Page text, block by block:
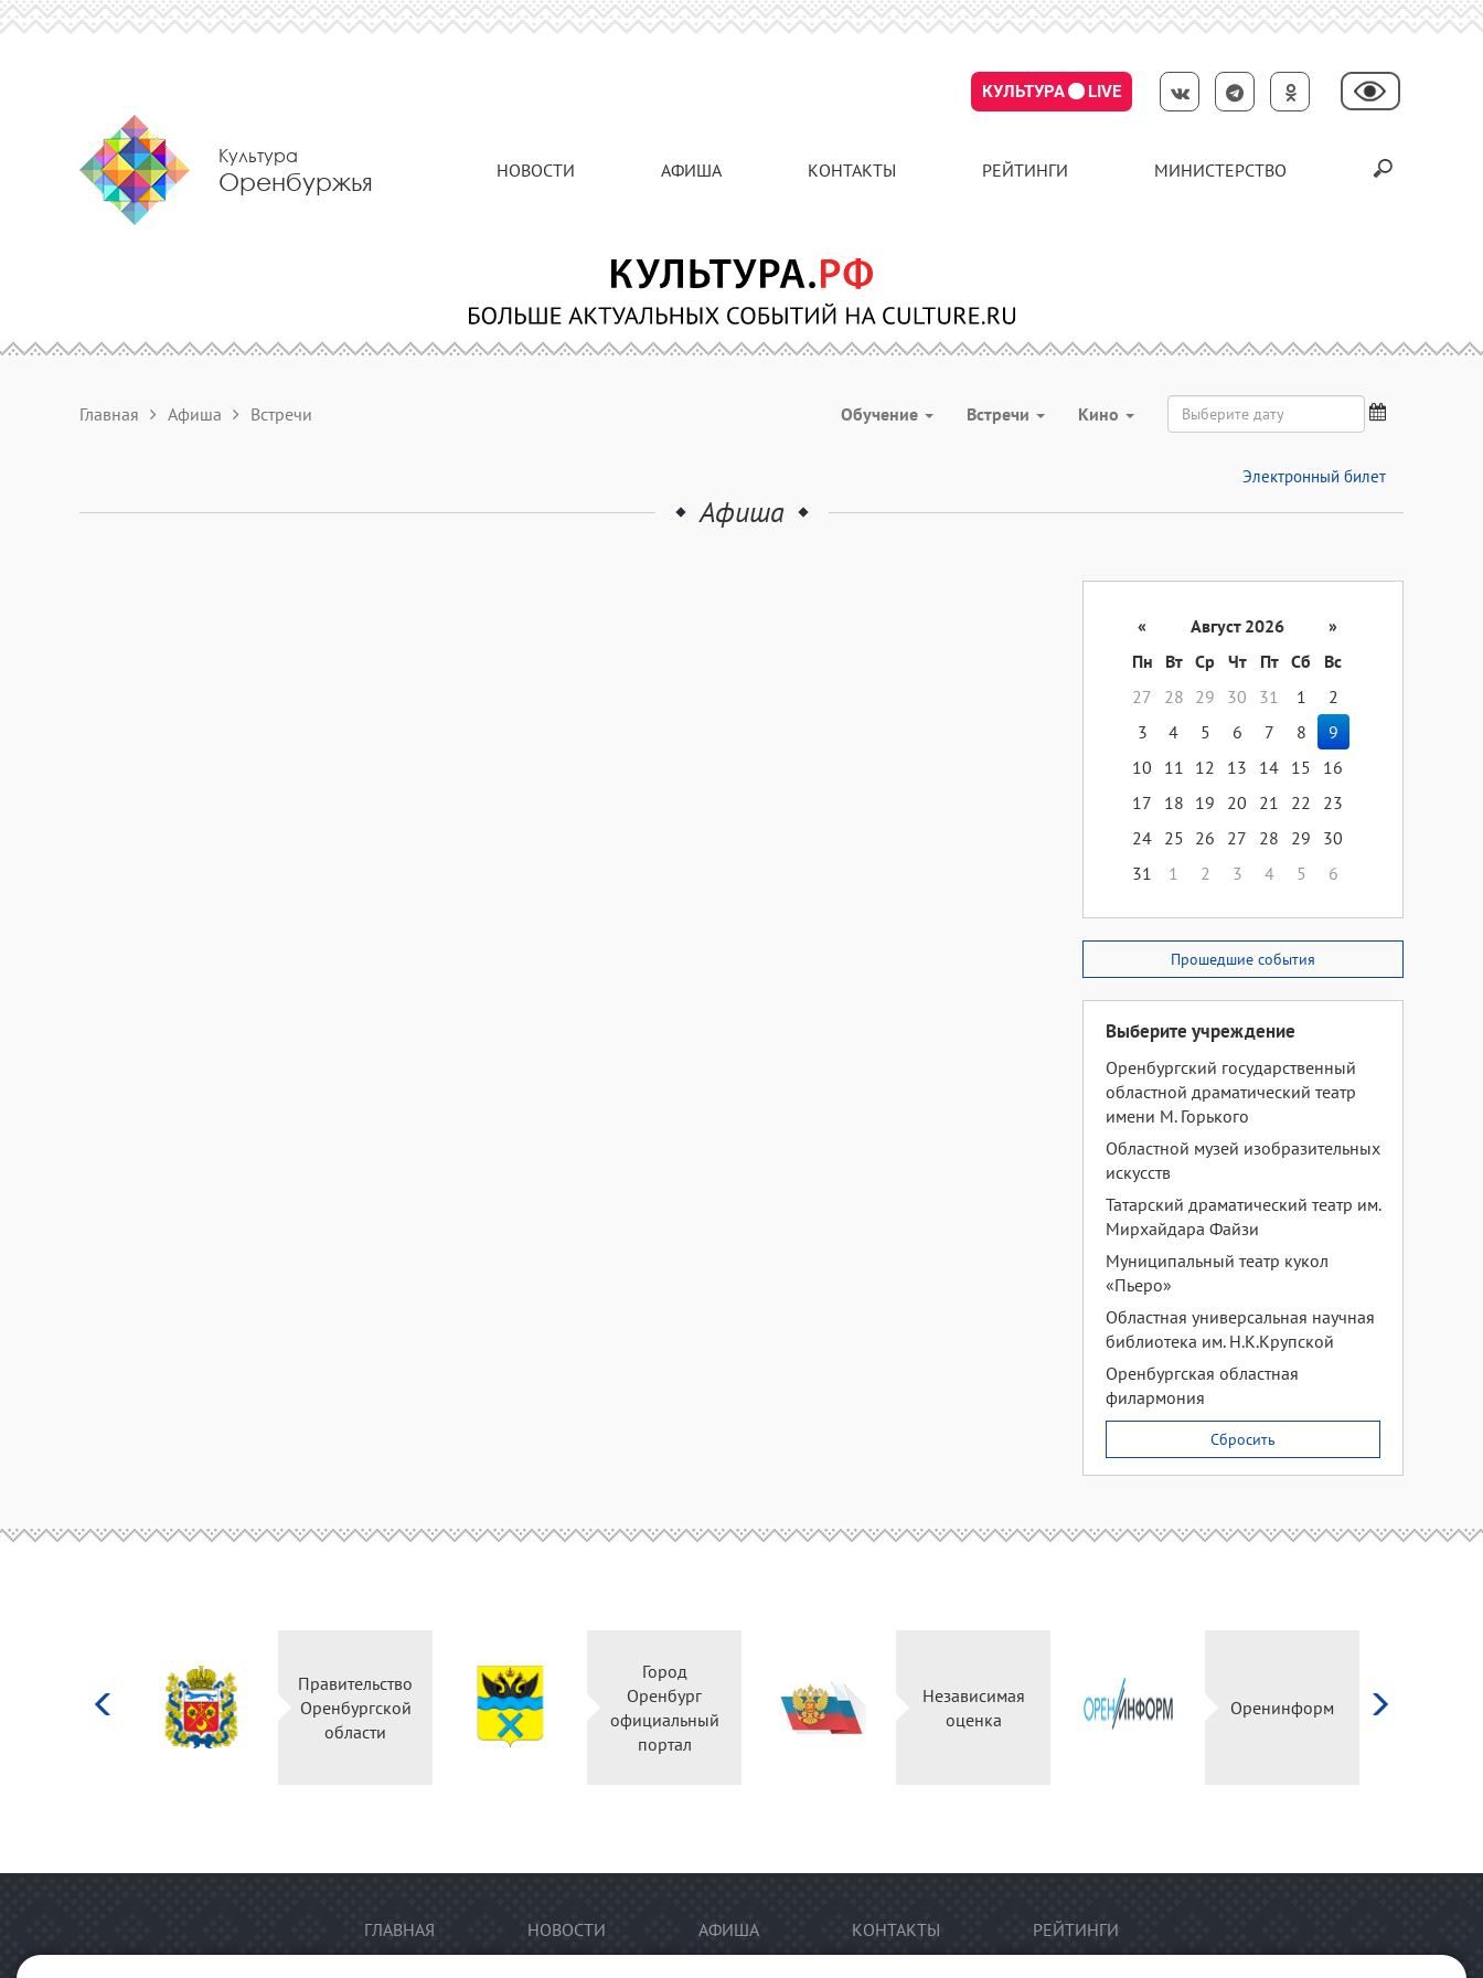
КУЛЬТУРА LIVE
Культура
Оренбуржья НОВОСТИ АФИША КОНТАКТЫ РЕЙТИНГИ МИНИСТЕРСТВО
Главная Афиша Встречи Обучение Встречи Кино
Электронный билет
Афиша
« Август 2026
»
Пн
Вт Ср Чт Пт Сб
Вс
27
28 29 30 31 1
2
3
4 5 6 7 8
9
10
11 12 13 14 15
16
17
18 19 20 21 22
23
24 25 26 27 28 29
30
31
1 2 3 4 5 6
Прошедшие события
Выберите учреждение
Оренбургский государственный
областной драматический театр
имени М. Горького
Областной музей изобразительных
искусств
Татарский драматический театр им.
Мирхайдара Файзи
Муниципальный театр кукол
«Пьеро»
Областная универсальная научная
библиотека им. Н.К.Крупской
Оренбургская областная
филармония
Сбросить
Правительство
Оренбургской
области
Город
Оренбург
официальный
портал
Независимая
оценка
Оренинформ
ГЛАВНАЯ НОВОСТИ АФИША КОНТАКТЫ РЕЙТИНГИ